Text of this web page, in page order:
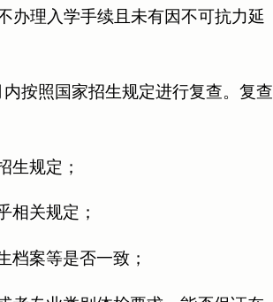
办理入学手续且未有因不可抗力延
按照国家招生规定进行复查。复查
生规定；
相关规定；
档案等是否一致；